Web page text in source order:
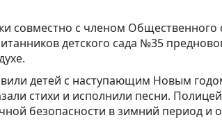
совместно с членом Общественного
детского сада №35
детей с наступающим Новым
стихи и исполнили песни.
безопасности в зимний период и